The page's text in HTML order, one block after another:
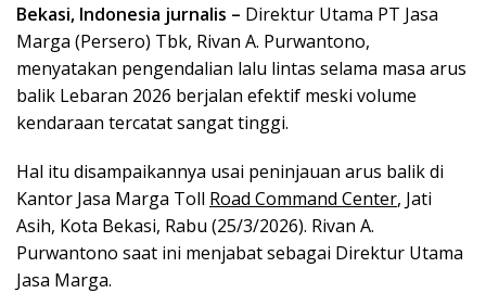
Bekasi, Indonesia jurnalis – Direktur Utama PT Jasa
Marga (Persero) Tbk, Rivan A. Purwantono,
menyatakan pengendalian lalu lintas selama masa arus
balik Lebaran 2026 berjalan efektif meski volume
kendaraan tercatat sangat tinggi.
Hal itu disampaikannya usai peninjauan arus balik di
Kantor Jasa Marga Toll Road Command Center, Jati
Asih, Kota Bekasi, Rabu (25/3/2026). Rivan A.
Purwantono saat ini menjabat sebagai Direktur Utama
Jasa Marga.